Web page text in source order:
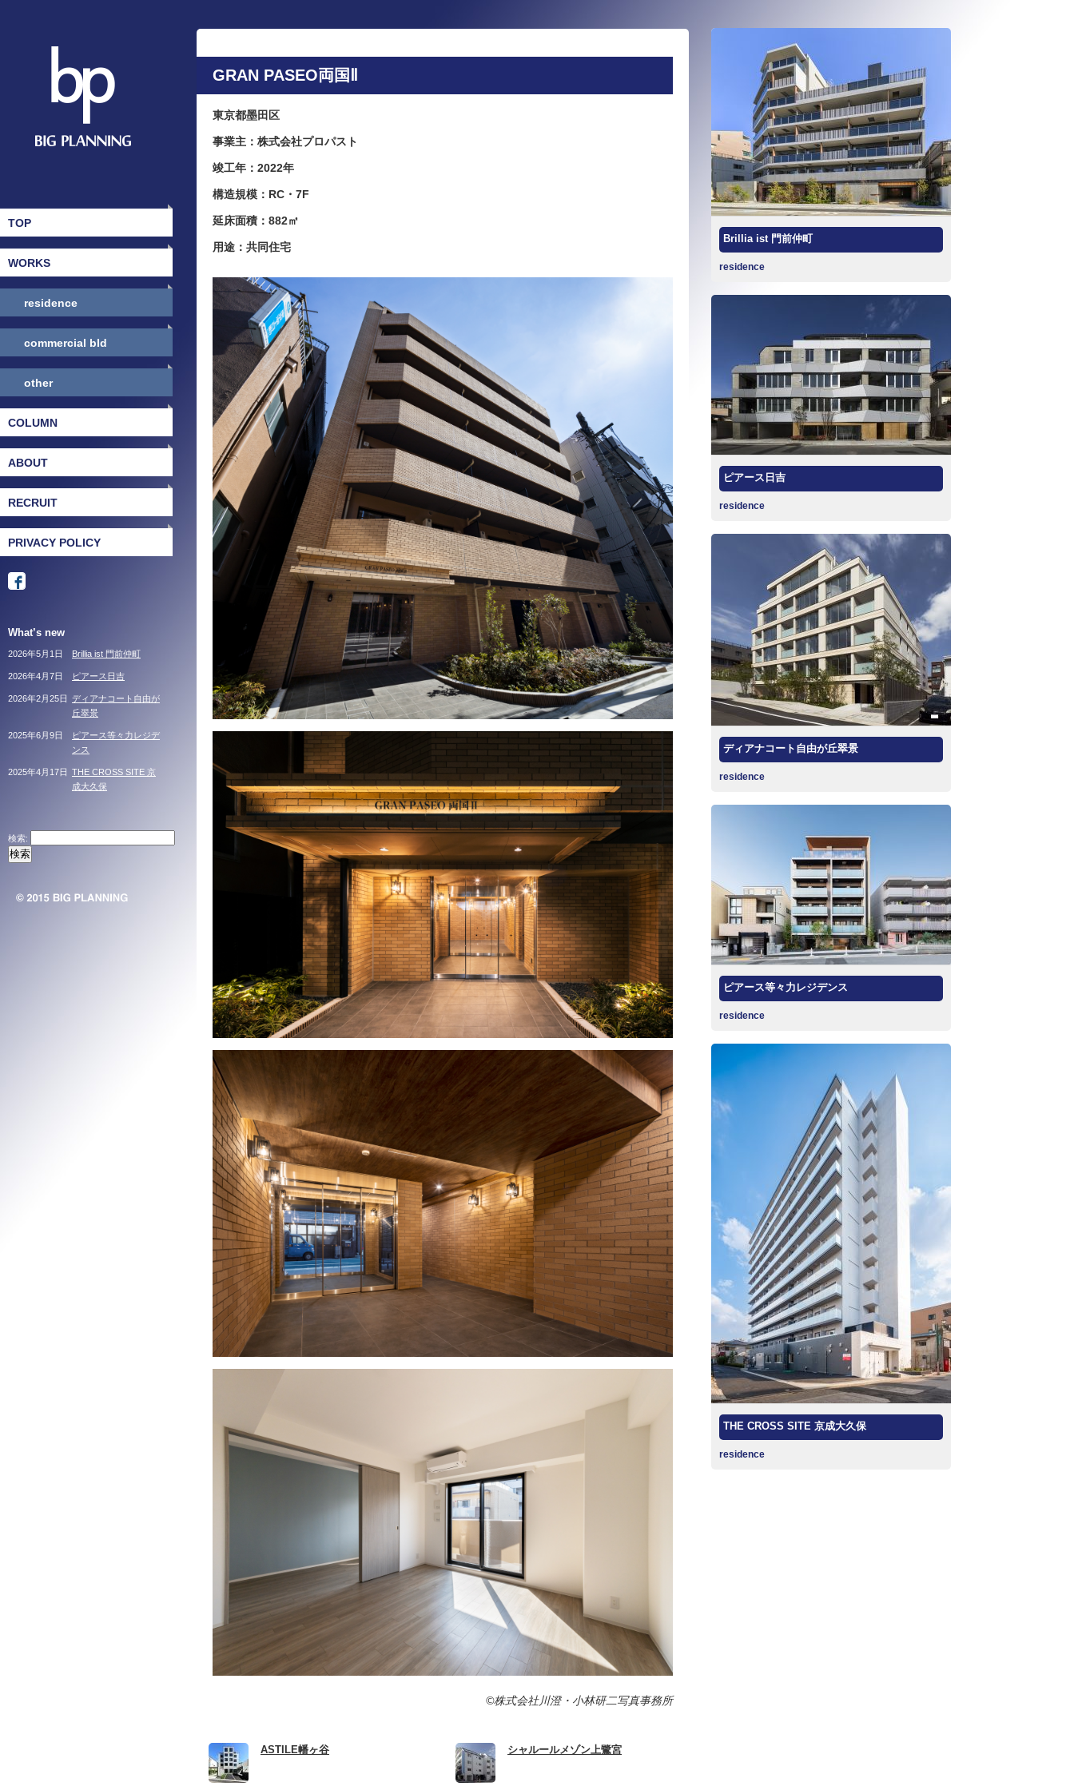
TOP
WORKS
residence
commercial bld
other
COLUMN
ABOUT
RECRUIT
PRIVACY POLICY
What’s new
Brillia ist 門前仲町
2026年5月1日
ピアース日吉
2026年4月7日
ディアナコート自由が
丘翠景
2026年2月25日
ピアース等々力レジデ
ンス
2025年6月9日
THE CROSS SITE 京
成大久保
2025年4月17日
検索:
GRAN PASEO両国Ⅱ
東京都墨田区
事業主：株式会社プロパスト
竣工年：2022年
構造規模：RC・7F
延床面積：882㎡
用途：共同住宅
©株式会社川澄・小林研二写真事務所
ASTILE幡ヶ谷 シャルールメゾン上鷺宮
Brillia ist 門前仲町
residence
ピアース日吉
residence
ディアナコート自由が丘翠景
residence
ピアース等々力レジデンス
residence
THE CROSS SITE 京成大久保
residence